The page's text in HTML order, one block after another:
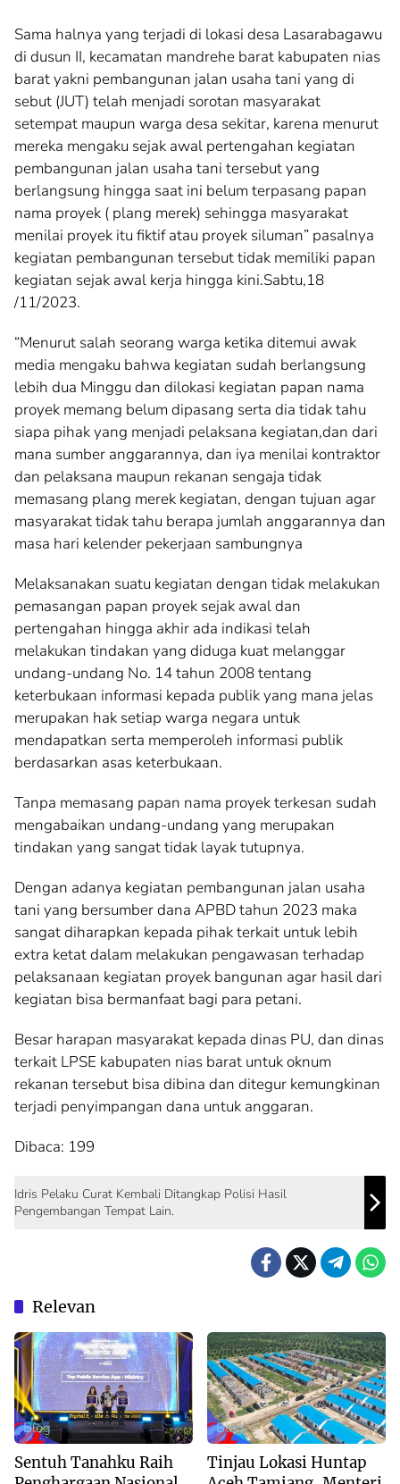
Sama halnya yang terjadi di lokasi desa Lasarabagawu
di dusun II, kecamatan mandrehe barat kabupaten nias
barat yakni pembangunan jalan usaha tani yang di
sebut (JUT) telah menjadi sorotan masyarakat
setempat maupun warga desa sekitar, karena menurut
mereka mengaku sejak awal pertengahan kegiatan
pembangunan jalan usaha tani tersebut yang
berlangsung hingga saat ini belum terpasang papan
nama proyek ( plang merek) sehingga masyarakat
menilai proyek itu fiktif atau proyek siluman” pasalnya
kegiatan pembangunan tersebut tidak memiliki papan
kegiatan sejak awal kerja hingga kini.Sabtu,18
/11/2023.
“Menurut salah seorang warga ketika ditemui awak
media mengaku bahwa kegiatan sudah berlangsung
lebih dua Minggu dan dilokasi kegiatan papan nama
proyek memang belum dipasang serta dia tidak tahu
siapa pihak yang menjadi pelaksana kegiatan,dan dari
mana sumber anggarannya, dan iya menilai kontraktor
dan pelaksana maupun rekanan sengaja tidak
memasang plang merek kegiatan, dengan tujuan agar
masyarakat tidak tahu berapa jumlah anggarannya dan
masa hari kelender pekerjaan sambungnya
Melaksanakan suatu kegiatan dengan tidak melakukan
pemasangan papan proyek sejak awal dan
pertengahan hingga akhir ada indikasi telah
melakukan tindakan yang diduga kuat melanggar
undang-undang No. 14 tahun 2008 tentang
keterbukaan informasi kepada publik yang mana jelas
merupakan hak setiap warga negara untuk
mendapatkan serta memperoleh informasi publik
berdasarkan asas keterbukaan.
Tanpa memasang papan nama proyek terkesan sudah
mengabaikan undang-undang yang merupakan
tindakan yang sangat tidak layak tutupnya.
Dengan adanya kegiatan pembangunan jalan usaha
tani yang bersumber dana APBD tahun 2023 maka
sangat diharapkan kepada pihak terkait untuk lebih
extra ketat dalam melakukan pengawasan terhadap
pelaksanaan kegiatan proyek bangunan agar hasil dari
kegiatan bisa bermanfaat bagi para petani.
Besar harapan masyarakat kepada dinas PU, dan dinas
terkait LPSE kabupaten nias barat untuk oknum
rekanan tersebut bisa dibina dan ditegur kemungkinan
terjadi penyimpangan dana untuk anggaran.
Dibaca: 199
Idris Pelaku Curat Kembali Ditangkap Polisi Hasil
Pengembangan Tempat Lain.
Relevan
Blog
Sentuh Tanahku Raih
Blog
Tinjau Lokasi Huntap